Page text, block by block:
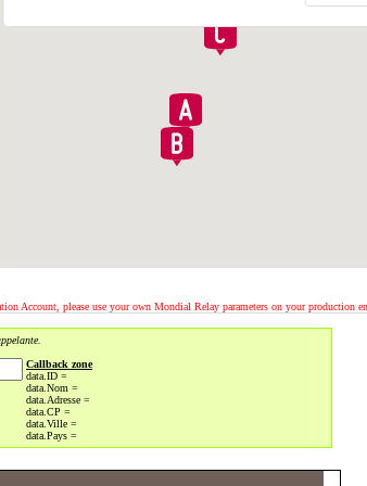
Account, please use your own Mondial Relay parameters on your production
Callback zone
data.ID =
data.Nom =
data.Adresse =
data.CP =
data.Ville =
data.Pays =